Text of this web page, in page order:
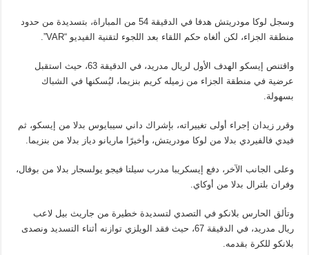
وسجل لوكا مودريتش هدفا في الدقيقة 54 من المباراة، بتسديدة من حدود
منطقة الجزاء، لكن ألغاه حكم اللقاء بعد اللجوء لتقنية الفيديو “VAR”.
واقتنص إيسكو الهدف الأول لريال مدريد، في الدقيقة 63، حيث استقبل
عرضية في منطقة الجزاء من زميله كريم بنزيما، ليُسكنها في الشباك
بسهولة.
وقرر زيدان إجراء أولى تغييراته، بإشراك داني سيبايوس بدلا من إيسكو، ثم
فيدي فالفيردي بدلا من لوكا مودريتش، وأخيرًا ماريانو دياز بدلا من بنزيما.
وعلى الجانب الآخر، دفع إيسكريبا مدرب سيلتا فيجو يولسجار بدلا من بوفال،
وفران بلترال بدلا من أوكاي.
وتألق الحارس بلانكو في التصدي لتسديدة خطيرة من جاريث بيل لاعب
ريال مدريد، في الدقيقة 67، حيث فقد الويلزي توازنه أثناء التسديد ونصدى
بلانكو للكرة بقدمه.